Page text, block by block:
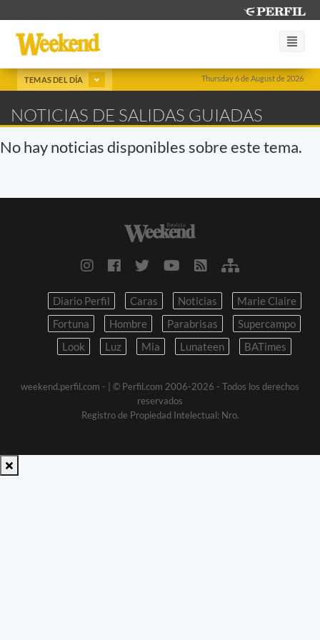
Thursday 6 de August de 2026
TEMAS DEL DÍA
NOTICIAS DE SALIDAS GUIADAS
No hay noticias disponibles sobre este tema.
Diario Perfil Caras Noticias
Marie Claire
Fortuna
Hombre Parabrisas
Supercampo
Look
Luz Mia Lunateen BATimes
weekend.perfil.com -
| © Perfil.com 2006-2026 - Todos los derechos
reservados
Registro de Propiedad Intelectual: Nro.